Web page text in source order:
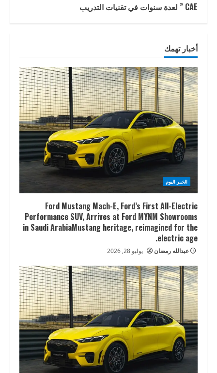
CAE ” لعدة سنوات في تقنيات التدريب
أخبار تهمك
الخبر اليوم
Ford Mustang Mach-E, Ford’s First All-Electric
Performance SUV, Arrives at Ford MYNM Showrooms
in Saudi ArabiaMustang heritage, reimagined for the
electric age.
عبدالله رمضان يوليو 28, 2026